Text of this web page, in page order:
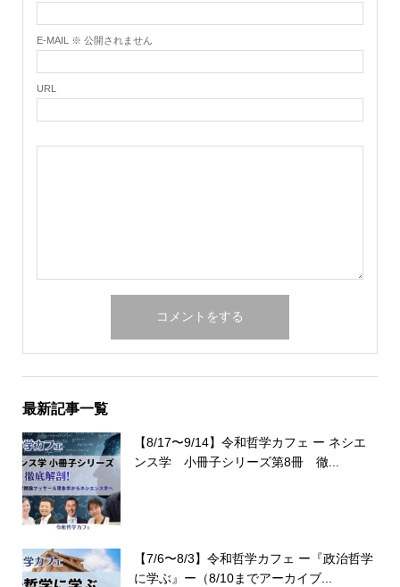
E-MAIL ※ 公開されません
URL
最新記事一覧
【8/17〜9/14】令和哲学カフェ ー ネシエ
ンス学 小冊子シリーズ第8冊 徹...
【7/6〜8/3】令和哲学カフェ ー『政治哲学
に学ぶ』ー（8/10までアーカイブ...